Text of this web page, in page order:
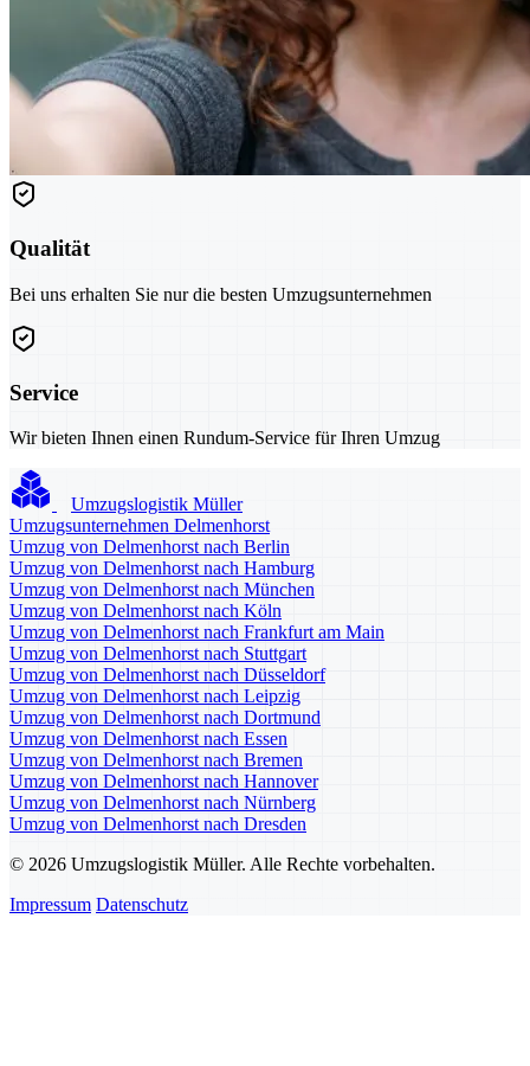
Qualität
Bei uns erhalten Sie nur die besten Umzugsunternehmen
Service
Wir bieten Ihnen einen Rundum-Service für Ihren Umzug
Umzugslogistik Müller
Umzugsunternehmen Delmenhorst
Umzug von Delmenhorst nach Berlin
Umzug von Delmenhorst nach Hamburg
Umzug von Delmenhorst nach München
Umzug von Delmenhorst nach Köln
Umzug von Delmenhorst nach Frankfurt am Main
Umzug von Delmenhorst nach Stuttgart
Umzug von Delmenhorst nach Düsseldorf
Umzug von Delmenhorst nach Leipzig
Umzug von Delmenhorst nach Dortmund
Umzug von Delmenhorst nach Essen
Umzug von Delmenhorst nach Bremen
Umzug von Delmenhorst nach Hannover
Umzug von Delmenhorst nach Nürnberg
Umzug von Delmenhorst nach Dresden
© 2026 Umzugslogistik Müller. Alle Rechte vorbehalten.
Impressum Datenschutz